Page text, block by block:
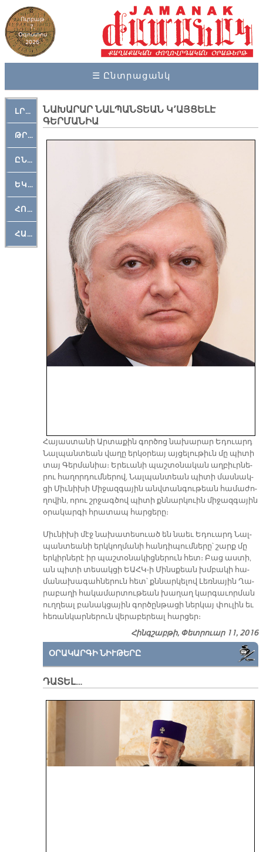
Ուրբաթ
7,
Օգոստոս
2026
☰ Ընտրացանկ
ԼՐԱՀՈՍ
ԹՐՔԱՀԱՅ ԿԵԱՆՔ
ԸՆԿԵՐԱՄՇԱԿՈՒԹԱՅԻՆ
ԵԿԵՂԵՑԱԿԱՆ
ՀՈԳԵՄՏԱՒՈՐ
ՀԱՐԹԱԿ
ՆԱԽԱՐԱՐ ՆԱԼՊԱՆՏԵԱՆ Կ՚ԱՅՑԵԼԷ
ԳԵՐՄԱՆԻԱ
Հա­յաս­տա­նի Ար­տա­քին գոր­ծոց նա­խա­րար Ե­դուարդ
Նալ­պան­տեան վա­ղը եր­կօ­րեայ այ­ցե­լու­թիւն մը պի­տի
տայ Գեր­մա­նիա։ Ե­րե­ւա­նի պաշ­տօ­նա­կան աղ­բիւր­նե­
րու հա­ղոր­դում­նե­րով, Նալ­պան­տեան պի­տի մաս­նակ­
ցի Միւ­նի­խի Մի­ջազ­գա­յին անվ­տան­գու­թեան հա­մա­ժո­
ղո­վին, ո­րու շրջագ­ծով պի­տի քննար­կուին մի­ջազ­գա­յին
օ­րա­կար­գի հրատապ հար­ցե­րը։
Միւ­նի­խի մէջ նա­խա­տե­սուած են նաեւ Ե­դուարդ Նալ­
պան­տեա­նի երկ­կող­մա­նի հան­դի­պում­նե­րը՝ շարք մը
եր­կիր­նե­րէ իր պաշ­տօ­նա­կից­նե­րուն հետ։ Բաց աս­տի,
ան պի­տի տե­սակ­ցի ԵԱՀԿ-ի Մինս­քեան խմբա­կի հա­
մա­նա­խա­գահ­նե­րուն հետ՝ քննար­կե­լով Լեռ­նա­յին Ղա­
րա­բա­ղի հա­կա­մար­տու­թեան խա­ղաղ կար­գա­ւոր­ման
ուղ­ղեալ բա­նակ­ցա­յին գոր­ծըն­թա­ցի ներ­կայ փու­լին եւ
հե­ռան­կար­նե­րուն վե­րա­բե­րեալ հար­ցեր։
Հինգշաբթի, Փետրուար 11, 2016
ՕՐԱԿԱՐԳԻ ՆԻՒԹԵՐԸ
ԴԱՏԵԼ…